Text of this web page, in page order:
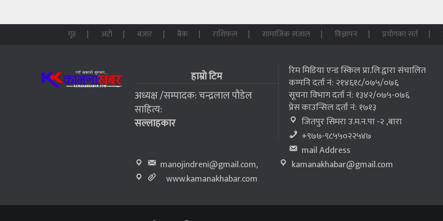
गृह अटो बजार बैंक राशिफल सामाजिक संजाल विज्ञापन प्रयोगका सर्त
हाम्रो टिम
अध्यक्ष /सम्पादक: चन्द्रलाल पौडेल
साहित्य:
सल्लाहकार
रिम मिडिया एन्ड स्किल प्रा.लि.द्वारा संचालित
कम्पनि दर्ता नं: २१४६१८/०७५/०७६
सूचना विभाग दर्ता नं: १३४२/०७५-०७६
प्रेस काउन्सिल दर्ता नं: १७१३
जितपुर सिमरा उ.म.न.पा -२ ,बारा
+९७७-९८५५०२२५४७
mail Address
manojindreni@gmail.com,
kamanakhabar@gmail.com
www.kamanakhabar.com